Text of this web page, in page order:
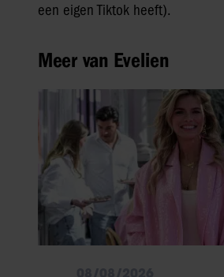
een eigen Tiktok heeft).
Meer van Evelien